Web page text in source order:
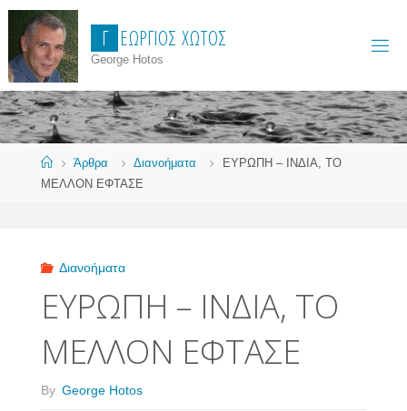
Skip
content
Γ ΕΏΡΓΙΟΣ ΧΏΤΟΣ
George Hotos
HomeΆρθρα Διανοήματα
ΕΥΡΩΠΗ – ΙΝΔΙΑ, ΤΟ
ΜΕΛΛΟΝ ΕΦΤΑΣΕ
Διανοήματα
ΕΥΡΩΠΗ – ΙΝΔΙΑ, ΤΟ
ΜΕΛΛΟΝ ΕΦΤΑΣΕ
By George Hotos